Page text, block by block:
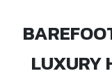
LUXURY